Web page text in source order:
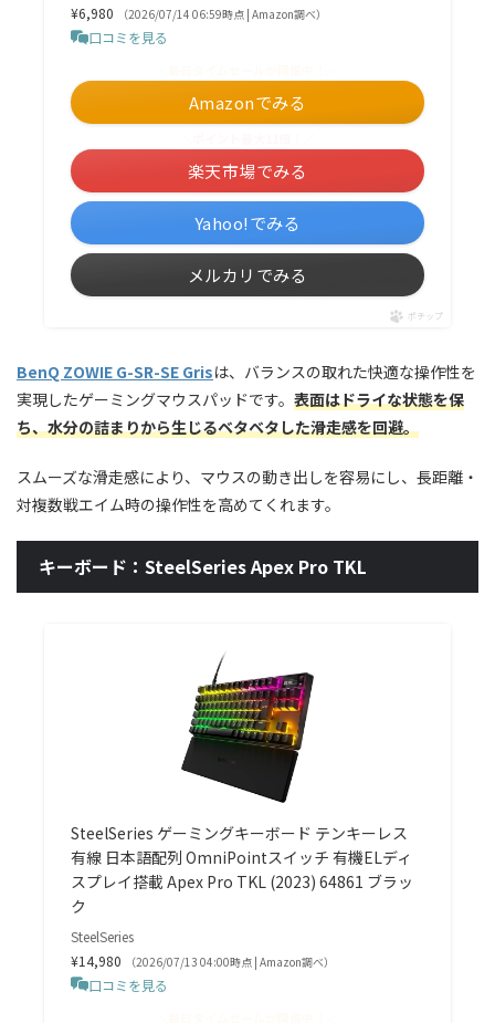
¥6,980
（2026/07/14 06:59時点 | Amazon調べ）
口コミを見る
Amazonでみる
楽天市場でみる
Yahoo!でみる
メルカリでみる
ポチップ
BenQ ZOWIE G-SR-SE Grisは、バランスの取れた快適な操作性を
実現したゲーミングマウスパッドです。 表面はドライな状態を保
ち、水分の詰まりから生じるベタベタした滑走感を回避。
スムーズな滑走感により、マウスの動き出しを容易にし、長距離・
対複数戦エイム時の操作性を高めてくれます。
キーボード：SteelSeries Apex Pro TKL
SteelSeries ゲーミングキーボード テンキーレス
有線 日本語配列 OmniPointスイッチ 有機ELディ
スプレイ搭載 Apex Pro TKL (2023) 64861 ブラッ
ク
SteelSeries
¥14,980
（2026/07/13 04:00時点 | Amazon調べ）
口コミを見る